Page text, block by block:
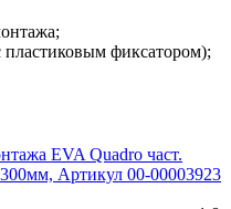
фиксатором);
EVA Quadro част.
Артикул 00-00003923